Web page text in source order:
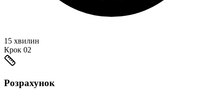
15 хвилин
Крок 02
Розрахунок